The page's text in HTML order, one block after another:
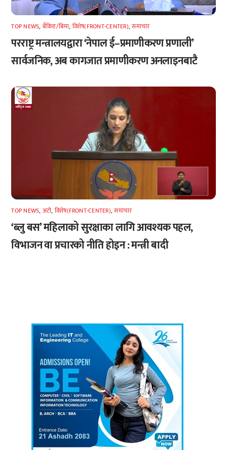
TOP NEWS, बैंकिङ/बिमा, विशेष(FRONT-CENTER),समाचार
परराष्ट्र मन्त्रालयद्वारा ‘नेपाल ई–प्रमाणीकरण प्रणाली’
सार्वजनिक, अब कागजात प्रमाणीकरण अनलाइनबाटै
TOP NEWS, अटाे, विशेष(FRONT-CENTER),समाचार
‘ब्लु बस’ महिलाको सुरक्षाका लागि आवश्यक पहल,
विभाजन वा प्रचारको नीति होइन : मन्त्री बादी